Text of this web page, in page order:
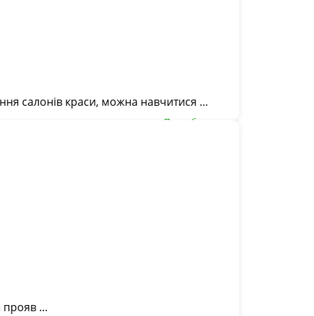
салонів краси, можна навчитися …
Подробнее ...
прояв …